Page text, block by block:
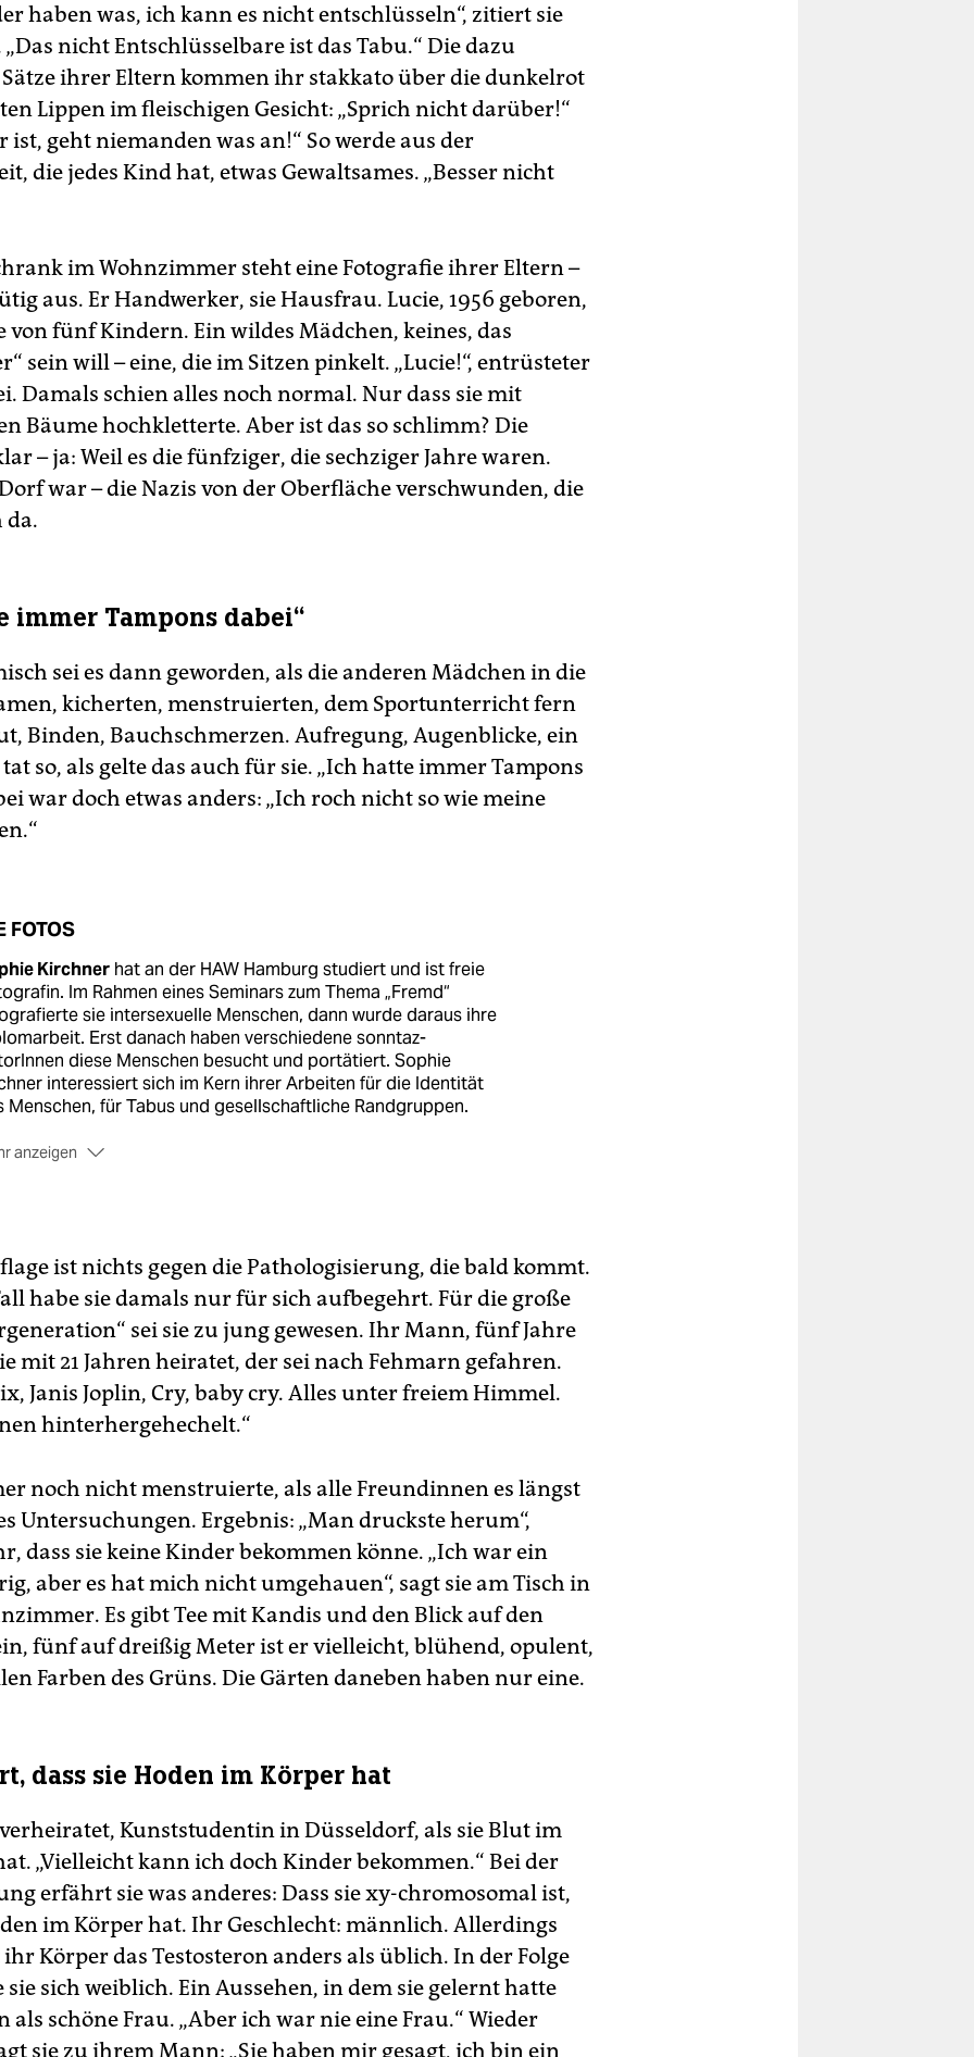
haben was, ich kann es nicht entschlüsseln“, zitiert sie
nicht Entschlüsselbare ist das Tabu.“ Die dazu
Sätze ihrer Eltern kommen ihr stakkato über die dunkelrot
Lippen im fleischigen Gesicht: „Sprich nicht darüber!“
ist, geht niemanden was an!“ So werde aus der
die jedes Kind hat, etwas Gewaltsames. „Besser nicht
im Wohnzimmer steht eine Fotografie ihrer Eltern –
aus. Er Handwerker, sie Hausfrau. Lucie, 1956 geboren,
von fünf Kindern. Ein wildes Mädchen, keines, das
sein will – eine, die im Sitzen pinkelt. „Lucie!“, entrüsteter
Damals schien alles noch normal. Nur dass sie mit
Bäume hochkletterte. Aber ist das so schlimm? Die
– ja: Weil es die fünfziger, die sechziger Jahre waren.
war – die Nazis von der Oberfläche verschwunden, die
da.
immer Tampons dabei“
sei es dann geworden, als die anderen Mädchen in die
kicherten, menstruierten, dem Sportunterricht fern
Binden, Bauchschmerzen. Aufregung, Augenblicke, ein
so, als gelte das auch für sie. „Ich hatte immer Tampons
war doch etwas anders: „Ich roch nicht so wie meine
FOTOS
Kirchnerhat an der HAW Hamburg studiert und ist freie
Im Rahmen eines Seminars zum Thema „Fremd“
sie intersexuelle Menschen, dann wurde daraus ihre
Erst danach haben verschiedene sonntaz-
diese Menschen besucht und portätiert. Sophie
interessiert sich im Kern ihrer Arbeiten für die Identität
Menschen, für Tabus und gesellschaftliche Randgruppen.
anzeigen
ist nichts gegen die Pathologisierung, die bald kommt.
habe sie damals nur für sich aufbegehrt. Für die große
sei sie zu jung gewesen. Ihr Mann, fünf Jahre
mit 21 Jahren heiratet, der sei nach Fehmarn gefahren.
Janis Joplin, Cry, baby cry. Alles unter freiem Himmel.
hinterhergehechelt.“
noch nicht menstruierte, als alle Freundinnen es längst
Untersuchungen. Ergebnis: „Man druckste herum“,
dass sie keine Kinder bekommen könne. „Ich war ein
aber es hat mich nicht umgehauen“, sagt sie am Tisch in
Es gibt Tee mit Kandis und den Blick auf den
fünf auf dreißig Meter ist er vielleicht, blühend, opulent,
Farben des Grüns. Die Gärten daneben haben nur eine.
dass sie Hoden im Körper hat
verheiratet, Kunststudentin in Düsseldorf, als sie Blut im
„Vielleicht kann ich doch Kinder bekommen.“ Bei der
erfährt sie was anderes: Dass sie xy-chromosomal ist,
im Körper hat. Ihr Geschlecht: männlich. Allerdings
Körper das Testosteron anders als üblich. In der Folge
sich weiblich. Ein Aussehen, in dem sie gelernt hatte
als schöne Frau. „Aber ich war nie eine Frau.“ Wieder
sie zu ihrem Mann: „Sie haben mir gesagt, ich bin ein